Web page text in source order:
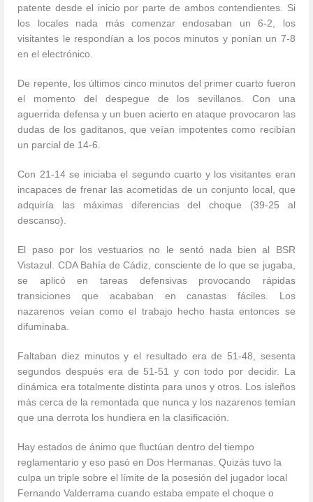
patente desde el inicio por parte de ambos contendientes. Si
los locales nada más comenzar endosaban un 6-2, los
visitantes le respondían a los pocos minutos y ponían un 7-8
en el electrónico.
De repente, los últimos cinco minutos del primer cuarto fueron
el momento del despegue de los sevillanos. Con una
aguerrida defensa y un buen acierto en ataque provocaron las
dudas de los gaditanos, que veían impotentes como recibían
un parcial de 14-6.
Con 21-14 se iniciaba el segundo cuarto y los visitantes eran
incapaces de frenar las acometidas de un conjunto local, que
adquiría las máximas diferencias del choque (39-25 al
descanso).
El paso por los vestuarios no le sentó nada bien al BSR
Vistazul. CDA Bahía de Cádiz, consciente de lo que se jugaba,
se aplicó en tareas defensivas provocando rápidas
transiciones que acababan en canastas fáciles. Los
nazarenos veían como el trabajo hecho hasta entonces se
difuminaba.
Faltaban diez minutos y el resultado era de 51-48, sesenta
segundos después era de 51-51 y con todo por decidir. La
dinámica era totalmente distinta para unos y otros. Los isleños
más cerca de la remontada que nunca y los nazarenos temían
que una derrota los hundiera en la clasificación.
Hay estados de ánimo que fluctúan dentro del tiempo
reglamentario y eso pasó en Dos Hermanas. Quizás tuvo la
culpa un triple sobre el límite de la posesión del jugador local
Fernando Valderrama cuando estaba empate el choque o